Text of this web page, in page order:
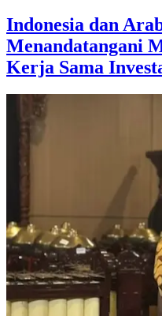
Indonesia dan
Menandatangani
Kerja Sama